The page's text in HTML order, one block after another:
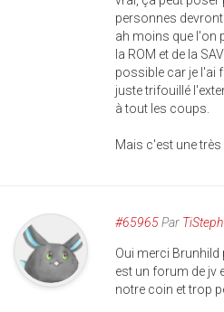
personnes
ah moins que l'on
la ROM et de la
possible car je l'ai
juste trifouillé
à tout les coups.
Mais c'est une très
#65965Par TiSteph
Oui merci Brunhild
est un forum de jv
notre coin et trop